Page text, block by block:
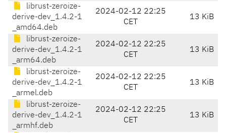
librust-zeroize-
derive-dev_1.4.2-1
_amd64.deb
2024-02-12 22:25
CET
13 KiB
librust-zeroize-
derive-dev_1.4.2-1
_arm64.deb
2024-02-12 22:25
CET
13 KiB
librust-zeroize-
derive-dev_1.4.2-1
_armel.deb
2024-02-12 22:25
CET
13 KiB
librust-zeroize-
derive-dev_1.4.2-1
_armhf.deb
2024-02-12 22:25
CET
13 KiB